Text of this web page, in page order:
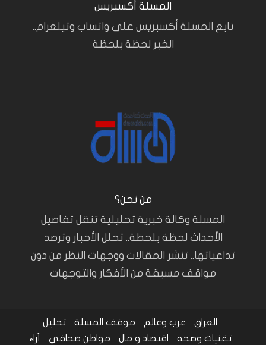
المسلة أكسبريس
تابع المسلة أكسبريس على واتساب وتيلغرام..
الخبر لحظة بلحظة
من نحن؟
المسلة وكالة خبرية تحليلية تنقل تفاصيل
الأحداث لحظة بلحظة.. تحلل الأخبار وترصد
تداعياتها.. تنشر المقالات ووجهات النظر من دون
مواقف مسبقة من الأفكار والتوجهات
العراق عرب وعالم موقف المسلة
تحليل
تقنيات وصحة
اقتصاد و مال مواطن صحافي آراء